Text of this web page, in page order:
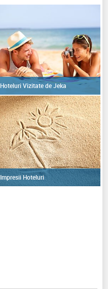
Hoteluri Vizitate de Jeka
Impresii Hoteluri